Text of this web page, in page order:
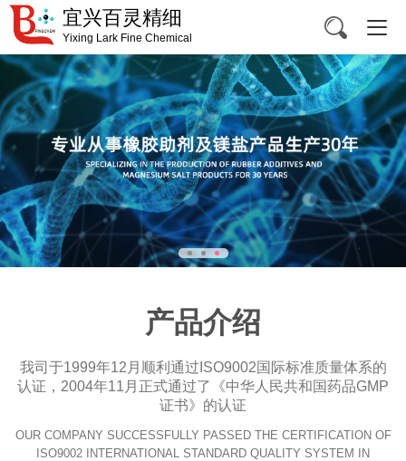
宜兴百灵精细
Yixing Lark Fine Chemical
产品介绍
我司于1999年12月顺利通过ISO9002国际标准质量体系的
认证，2004年11月正式通过了《中华人民共和国药品GMP
证书》的认证
OUR COMPANY SUCCESSFULLY PASSED THE CERTIFICATION OF
ISO9002 INTERNATIONAL STANDARD QUALITY SYSTEM IN